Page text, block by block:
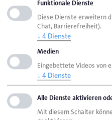
Lösen Sie den Code ein
anschließend die
bei "Menge" aus.
Wir wünschen Ihnen viel
NordBau 2026!
Weitere
Seite von der NordBau
Funktionale Dienste
Diese Dienste erweitern
Chat, Barrierefreiheit).
↓ 4 Dienste
Medien
Eingebettete Videos von
↓ 4 Dienste
Alle Dienste aktivieren
Mit diesem Schalter